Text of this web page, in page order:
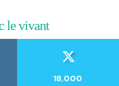
le vivant
18,000